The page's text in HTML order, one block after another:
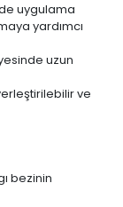
uygulama
yardımcı
uzun
ve
bezinin